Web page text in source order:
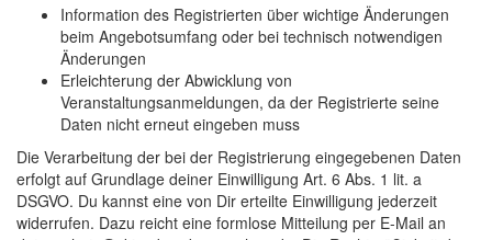
Information des Registrierten über wichtige Änderungen
beim Angebotsumfang oder bei technisch notwendigen
Änderungen
Erleichterung der Abwicklung von
Veranstaltungsanmeldungen, da der Registrierte seine
Daten nicht erneut eingeben muss
Die Verarbeitung der bei der Registrierung eingegebenen Daten
erfolgt auf Grundlage deiner Einwilligung Art. 6 Abs. 1 lit. a
DSGVO. Du kannst eine von Dir erteilte Einwilligung jederzeit
widerrufen. Dazu reicht eine formlose Mitteilung per E-Mail an